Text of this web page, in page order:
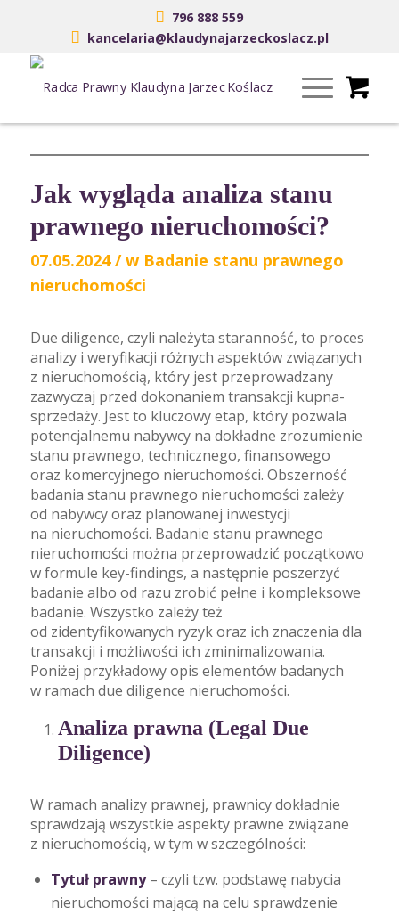
796 888 559
kancelaria@klaudynajarzeckoslacz.pl
Jak wygląda analiza stanu
prawnego nieruchomości?
07.05.2024 / w Badanie stanu prawnego
nieruchomości
Due diligence, czyli należyta staranność, to proces
analizy i weryfikacji różnych aspektów związanych
z nieruchomością, który jest przeprowadzany
zazwyczaj przed dokonaniem transakcji kupna-
sprzedaży. Jest to kluczowy etap, który pozwala
potencjalnemu nabywcy na dokładne zrozumienie
stanu prawnego, technicznego, finansowego
oraz komercyjnego nieruchomości. Obszerność
badania stanu prawnego nieruchomości zależy
od nabywcy oraz planowanej inwestycji
na nieruchomości. Badanie stanu prawnego
nieruchomości można przeprowadzić początkowo
w formule key-findings, a następnie poszerzyć
badanie albo od razu zrobić pełne i kompleksowe
badanie. Wszystko zależy też
od zidentyfikowanych ryzyk oraz ich znaczenia dla
transakcji i możliwości ich zminimalizowania.
Poniżej przykładowy opis elementów badanych
w ramach due diligence nieruchomości.
Analiza prawna (Legal Due
Diligence)
W ramach analizy prawnej, prawnicy dokładnie
sprawdzają wszystkie aspekty prawne związane
z nieruchomością, w tym w szczególności:
Tytuł prawny– czyli tzw. podstawę nabycia
nieruchomości mającą na celu sprawdzenie